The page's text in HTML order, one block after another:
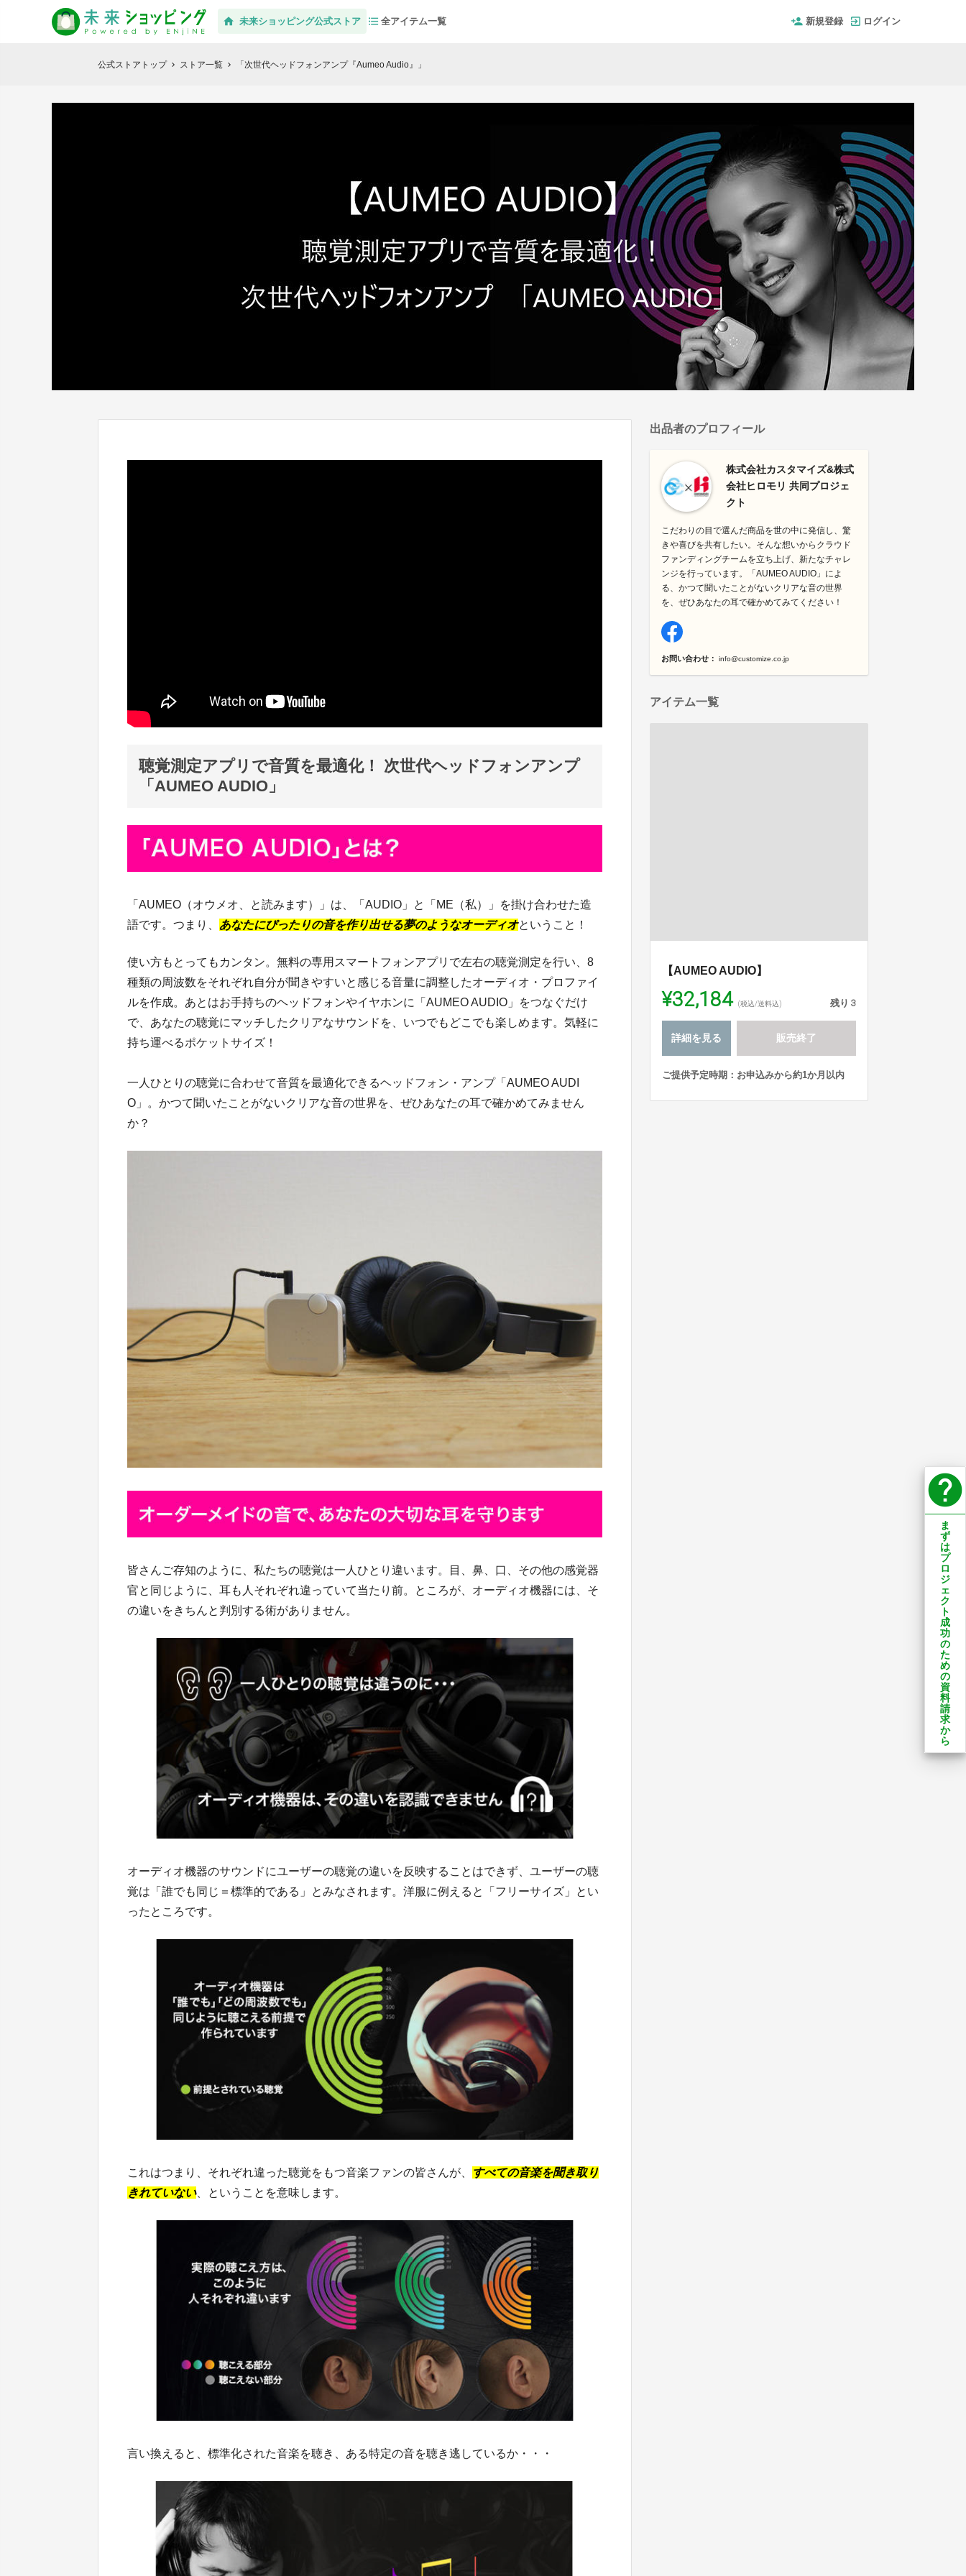
未来ショッピング公式ストア 全アイテム一覧 新規登録 ログイン
公式ストアトップ chevron_right ストア一覧 chevron_right 「次世代ヘッドフォンアンプ『Aumeo Audio』」
聴覚測定アプリで音質を最適化！ 次世代ヘッドフォンアンプ
「AUMEO AUDIO」
「AUMEO（オウメオ、と読みます）」は、「AUDIO」と「ME（私）」を掛け合わせた造
語です。つまり、 あなたにぴったりの音を作り出せる夢のようなオーディオということ！
使い方もとってもカンタン。無料の専用スマートフォンアプリで左右の聴覚測定を行い、8
種類の周波数をそれぞれ自分が聞きやすいと感じる音量に調整したオーディオ・プロファイ
ルを作成。あとはお手持ちのヘッドフォンやイヤホンに「AUMEO AUDIO」をつなぐだけ
で、あなたの聴覚にマッチしたクリアなサウンドを、いつでもどこでも楽しめます。気軽に
持ち運べるポケットサイズ！
一人ひとりの聴覚に合わせて音質を最適化できるヘッドフォン・アンプ「AUMEO AUDI
O」。かつて聞いたことがないクリアな音の世界を、ぜひあなたの耳で確かめてみません
か？
皆さんご存知のように、私たちの聴覚は一人ひとり違います。目、鼻、口、その他の感覚器
官と同じように、耳も人それぞれ違っていて当たり前。ところが、オーディオ機器には、そ
の違いをきちんと判別する術がありません。
オーディオ機器のサウンドにユーザーの聴覚の違いを反映することはできず、ユーザーの聴
覚は「誰でも同じ＝標準的である」とみなされます。洋服に例えると「フリーサイズ」とい
ったところです。
これはつまり、それぞれ違った聴覚をもつ音楽ファンの皆さんが、
すべての音楽を聞き取り
きれていない、ということを意味します。
言い換えると、標準化された音楽を聴き、ある特定の音を聴き逃しているか・・・
出品者のプロフィール
株式会社カスタマイズ&株式
会社ヒロモリ 共同プロジェ
クト
こだわりの目で選んだ商品を世の中に発信し、驚
きや喜びを共有したい。そんな想いからクラウド
ファンディングチームを立ち上げ、新たなチャレ
ンジを行っています。「AUMEO AUDIO」によ
る、かつて聞いたことがないクリアな音の世界
を、ぜひあなたの耳で確かめてみてください！
お問い合わせ： info@customize.co.jp
アイテム一覧
【AUMEO AUDIO】
¥32,184 (税込/送料込) 残り 3
詳細を見る 販売終了
ご提供予定時期：お申込みから約1か月以内
help
ま
ず
は
プ
ロ
ジ
ェ
ク
ト
成
功
の
た
め
の
資
料
請
求
か
ら